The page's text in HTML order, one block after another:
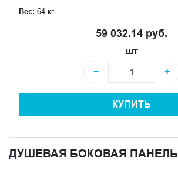
Вес: 64 кг
59 032.14 руб.
шт
−
+
КУПИТЬ
ДУШЕВАЯ БОКОВАЯ ПАНЕЛЬ